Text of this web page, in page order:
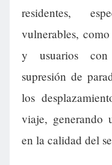
residentes,
vulnerables, como
y usuarios
supresión de
los
viaje, generando
en la calidad del